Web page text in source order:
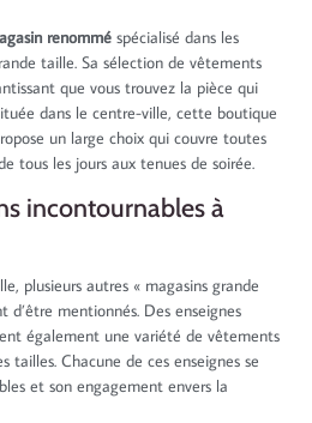
renommé spécialisé dans les
taille. Sa sélection de vêtements
que vous trouvez la pièce qui
dans le centre-ville, cette boutique
un large choix qui couvre toutes
tous les jours aux tenues de soirée.
incontournables à
plusieurs autres « magasins grande
mentionnés. Des enseignes
également une variété de vêtements
tailles. Chacune de ces enseignes se
et son engagement envers la